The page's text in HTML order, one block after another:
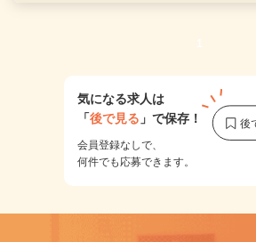
1
気になる求人は
「後で見る 」で保存！
会員登録なしで、
何件でも応募できます。